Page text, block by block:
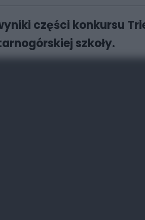
części konkursu
szkoły.